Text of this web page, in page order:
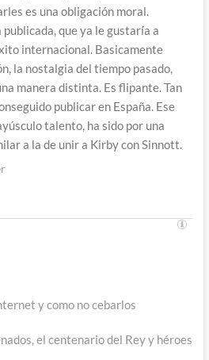
es una obligación moral.
que ya le gustaría a
internacional. Basicamente
la nostalgia del tiempo pasado,
manera distinta. Es flipante. Tan
publicar en España. Ese
talento, ha sido por una
a la de unir a Kirby con Sinnott.
y como no cebarlos
el centenario del Rey y héroes